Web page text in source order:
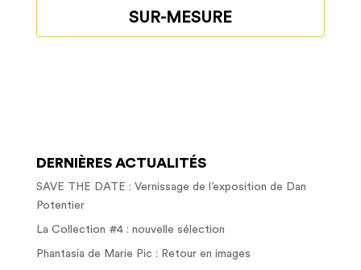
SUR-MESURE
DERNIÈRES ACTUALITÉS
SAVE THE DATE : Vernissage de l’exposition de Dan
Potentier
La Collection #4 : nouvelle sélection
Phantasia de Marie Pic : Retour en images